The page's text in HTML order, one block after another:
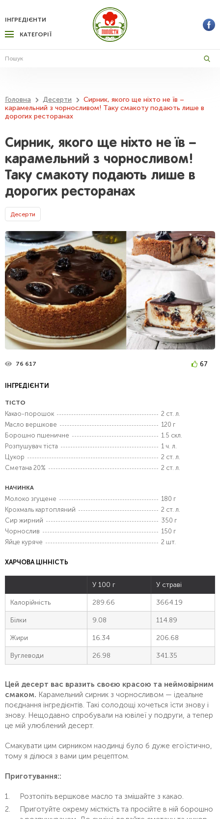
КАТЕГОРІЇ
ІНГРЕДІЄНТИ
Головна Десерти
Сирник, якого ще ніхто не їв –
карамельний з чорносливом! Таку смакоту подають лише в
дорогих ресторанах
Сирник, якого ще ніхто не їв –
карамельний з чорносливом!
Таку смакоту подають лише в
дорогих ресторанах
Десерти
76 617 67
ІНГРЕДІЄНТИ
ТІСТО
Какао-порошок
2 ст. л.
Масло вершкове
120 г
Борошно пшеничне
1.5 скл.
Розпушувач тіста
1 ч. л.
Цукор
2 ст. л.
Сметана 20%
2 ст. л.
НАЧИНКА
Молоко згущене
180 г
Крохмаль картопляний
2 ст. л.
Сир жирний
350 г
Чорнослив
150 г
Яйце куряче
2 шт.
ХАРЧОВА ЦІННІСТЬ
У 100 г У страві
Калорійність 289.66 3664.19
Білки 9.08 114.89
Жири 16.34 206.68
Вуглеводи 26.98 341.35
Цей десерт вас вразить своєю красою та неймовірним
смаком. Карамельний сирник з чорносливом — ідеальне
поєднання інгредієнтів. Такі солодощі хочеться їсти знову і
знову. Нещодавно спробували на ювілеї у подруги, а тепер
це мій улюблений десерт.
Смакувати цим сирником наодинці було б дуже егоїстично,
тому я ділюся з вами цим рецептом.
Приготування::
Розтопіть вершкове масло та змішайте з какао.
Приготуйте окрему місткість та просійте в ній борошно